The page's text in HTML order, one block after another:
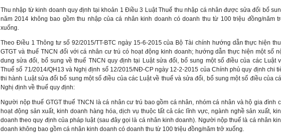
Thu nhập từ kinh doanh quy định tại khoản 1 Điều 3 Luật Thuế thu nhập cá nhân được sửa đổi bổ
năm 2014 không bao gồm thu nhập của cá nhân kinh doanh có doanh thu từ 100 triệu đồng/năm
xuống.
Theo Điều 1 Thông tư số 92/2015/TT-BTC ngày 15-6-2015 của Bộ Tài chính hướng dẫn thực hiện
GTGT và thuế TNCN đối với cá nhân cư trú có hoạt động kinh doanh; hướng dẫn thực hiện một số
dung sửa đổi, bổ sung về thuế TNCN quy định tại Luật sửa đổi, bổ sung một số điều của các Luật
Thuế số 71/2014/QH13 và Nghị định số 12/2015/NĐ-CP ngày 12-2-2015 của Chính phủ quy định chi
thi hành Luật sửa đổi bổ sung một số điều của các Luật về thuế và sửa đổi, bổ sung một số điều của
Nghị định về thuế quy định:
Người nộp thuế GTGT thuế TNCN là cá nhân cư trú bao gồm cá nhân, nhóm cá nhân và hộ gia đình
hoạt động sản xuất, kinh doanh hàng hóa, dịch vụ thuộc tất cả các lĩnh vực, ngành nghề sản xuất,
doanh theo quy định của pháp luật (sau đây gọi là cá nhân kinh doanh). Người nộp thuế là cá nhân
doanh không bao gồm cá nhân kinh doanh có doanh thu từ 100 triệu đồng/năm trở xuống.